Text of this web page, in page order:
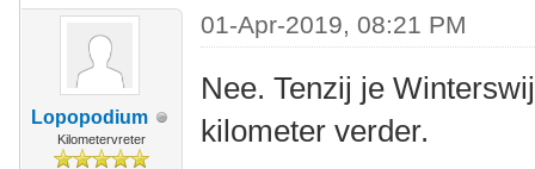
Lopopodium
Kilometervreter
01-Apr-2019, 08:21 PM
Nee. Tenzij je
kilometer verder.